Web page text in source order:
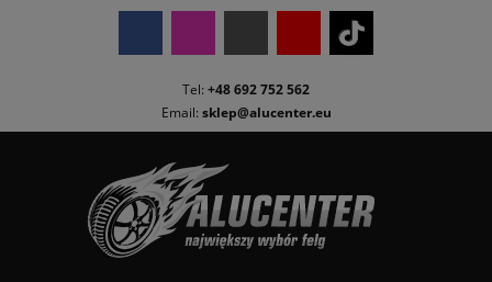
Tel: +48 692 752 562
Email: sklep@alucenter.eu